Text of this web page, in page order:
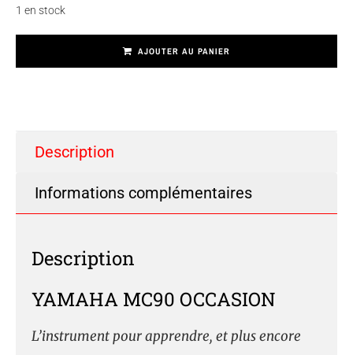
1 en stock
AJOUTER AU PANIER
Description
Informations complémentaires
Description
YAMAHA MC90 OCCASION
L’instrument pour apprendre, et plus encore